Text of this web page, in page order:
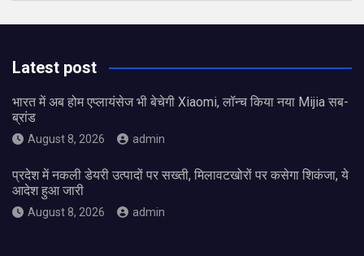
Latest post
भारत में अब होम एप्लायंसेज भी बेचेगी Xiaomi, लॉन्च किया नया Mijia सब-
ब्रांड
August 8, 2026 admin
प्रदेश में नकली डेयरी उत्पादों पर सख्ती, मिलावटखोरों पर कसेगा शिकंजा, ये
आदेश हुआ जारी
August 8, 2026 admin